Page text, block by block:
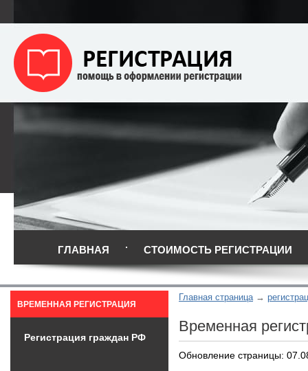
ГЛАВНАЯ СТОИМОСТЬ РЕГИСТРАЦИИ
Главная страница
Временная
Обновление страницы:
ВРЕМЕННАЯ РЕГИСТРАЦИЯ
Регистрация граждан РФ